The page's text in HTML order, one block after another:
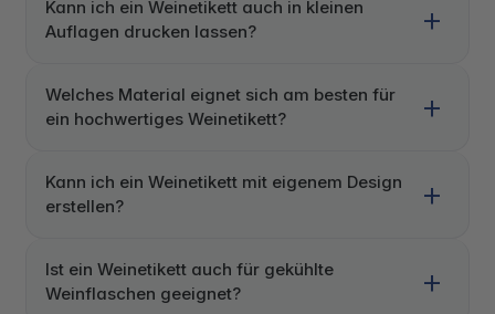
Kann ich ein Weinetikett auch in kleinen
Auflagen drucken lassen?
Welches Material eignet sich am besten für
ein hochwertiges Weinetikett?
Kann ich ein Weinetikett mit eigenem Design
erstellen?
Ist ein Weinetikett auch für gekühlte
Weinflaschen geeignet?